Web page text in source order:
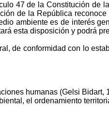
47 de la Constitución
de la República
ambiente es de interés
esta disposición y podrá
de conformidad con lo
humanas (Gelsi Bidart,
el ordenamiento